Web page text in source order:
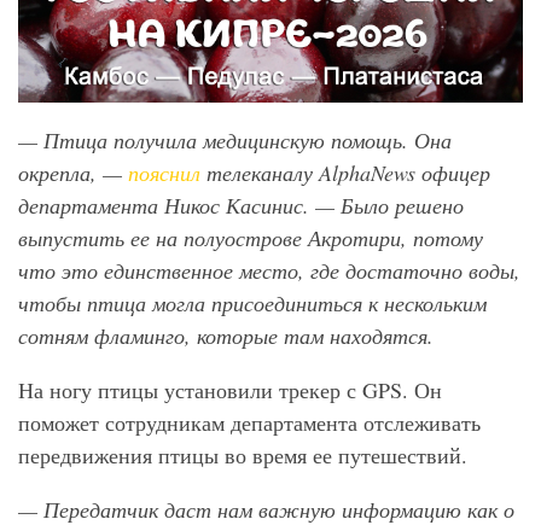
— Птица получила медицинскую помощь. Она
окрепла, — пояснил телеканалу AlphaNews офицер
департамента Никос Касинис. — Было решено
выпустить ее на полуострове Акротири, потому
что это единственное место, где достаточно воды,
чтобы птица могла присоединиться к нескольким
сотням фламинго, которые там находятся.
На ногу птицы установили трекер с GPS. Он
поможет сотрудникам департамента отслеживать
передвижения птицы во время ее путешествий.
— Передатчик даст нам важную информацию как о